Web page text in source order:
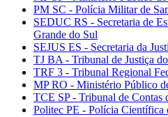
PM SC - Polícia Militar de
SEDUC RS - Secretaria de
Grande do Sul
SEJUS ES - Secretaria da
TJ BA - Tribunal de Justiça
TRF 3 - Tribunal Regional
MP RO - Ministério Público
TCE SP - Tribunal de Contas
Politec PE - Polícia Científica